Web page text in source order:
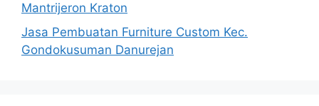
Mantrijeron Kraton
Jasa Pembuatan Furniture Custom Kec.
Gondokusuman Danurejan